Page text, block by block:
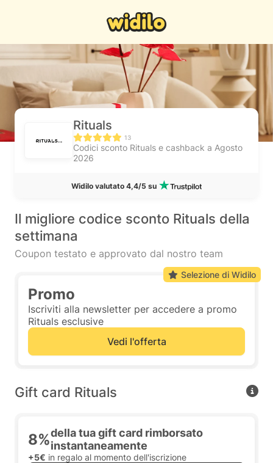
Rituals
13
Codici sconto Rituals e cashback a Agosto
2026
Widilo valutato 4,4/5 su
Il migliore codice sconto Rituals della
settimana
Coupon testato e approvato dal nostro team
Promo
Iscriviti alla newsletter per accedere a promo
Rituals esclusive
Vedi l'offerta
Selezione di Widilo
Gift card Rituals
8%della tua gift card rimborsato
instantaneamente
+5€ in regalo al momento dell'iscrizione